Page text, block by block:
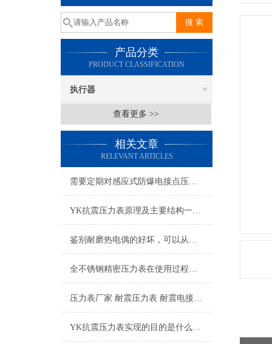
产品分类
PRODUCT CLASSIFICATION
执行器
查看更多 >>
相关文章
RELEVANT ARTICLES
需要定期对感应式防爆电接点压力表进行检修维护
YK抗震压力表原理及主要结构一览，必看
鉴别耐磨热电偶的好坏，可以从这五个点入手
全不锈钢精密压力表在使用过程中的常见问题分析
压力表厂家 耐震压力表 耐震电接点压力表 隔膜压力表
YK抗震压力表实现的目的是什么？从名字中就可以略知一二